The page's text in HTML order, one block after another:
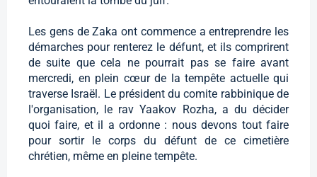
Les gens de Zaka ont commence a entreprendre les
démarches pour renterez le défunt, et ils comprirent
de suite que cela ne pourrait pas se faire avant
mercredi, en plein cœur de la tempête actuelle qui
traverse Israël. Le président du comite rabbinique de
l'organisation, le rav Yaakov Rozha, a du décider
quoi faire, et il a ordonne : nous devons tout faire
pour sortir le corps du défunt de ce cimetière
chrétien, même en pleine tempête.